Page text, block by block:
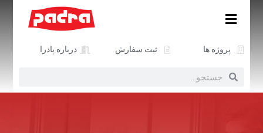
پروژه ها ثبت سفارش درباره پادرا